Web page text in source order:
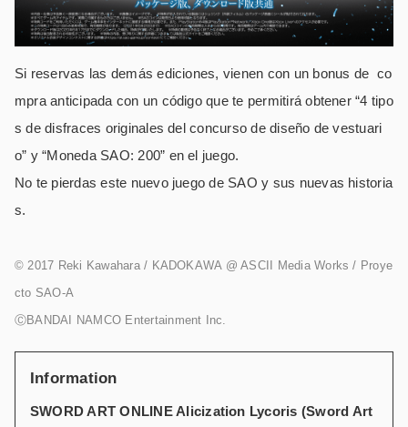
Si reservas las demás ediciones, vienen con un bonus de co
mpra anticipada con un código que te permitirá obtener “4 tipo
s de disfraces originales del concurso de diseño de vestuari
o” y “Moneda SAO: 200” en el juego.
No te pierdas este nuevo juego de SAO y sus nuevas historia
s.
© 2017 Reki Kawahara / KADOKAWA @ ASCII Media Works / Proye
cto SAO-A
ⒸBANDAI NAMCO Entertainment Inc.
Information
SWORD ART ONLINE Alicization Lycoris (Sword Art